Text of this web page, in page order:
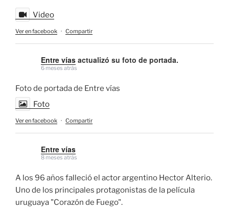
Video
Ver en facebook · Compartir
Entre vías actualizó su foto de portada.
6 meses atrás
Foto de portada de Entre vías
Foto
Ver en facebook · Compartir
Entre vías
8 meses atrás
A los 96 años falleció el actor argentino Hector Alterio.
Uno de los principales protagonistas de la película
uruguaya "Corazón de Fuego".